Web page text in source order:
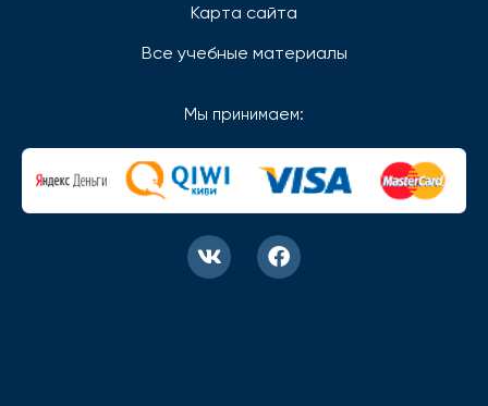
Карта сайта
Все учебные материалы
Мы принимаем: